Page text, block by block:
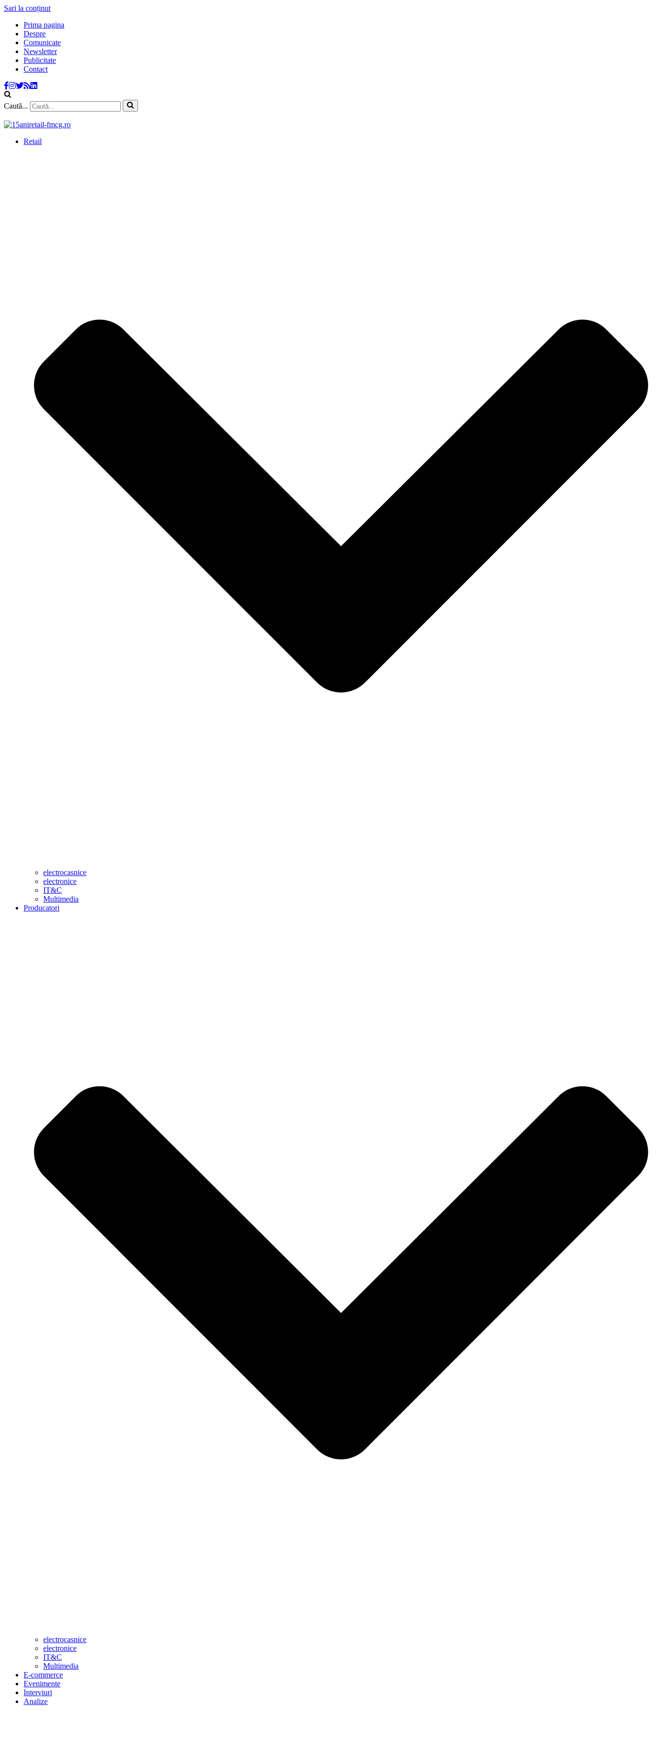
Sari la conținut
Prima pagina
Despre
Comunicate
Newsletter
Publicitate
Contact
Caută...
Retail
electrocasnice
electronice
IT&C
Multimedia
Producatori
electrocasnice
electronice
IT&C
Multimedia
E-commerce
Evenimente
Interviuri
Analize